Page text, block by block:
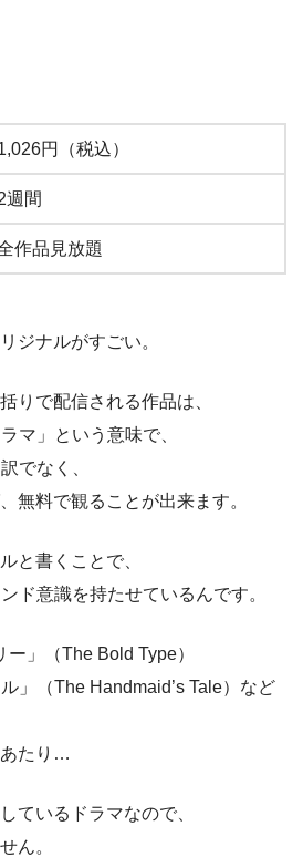
円（税込）
週間
作品見放題
ジナルがすごい。
りで配信される作品は、
マ」という意味で、
でなく、
無料で観ることが出来ます。
と書くことで、
ド意識を持たせているんです。
ー」（The Bold Type）
」（The Handmaid’s Tale）など
あたり…
ているドラマなので、
ん。